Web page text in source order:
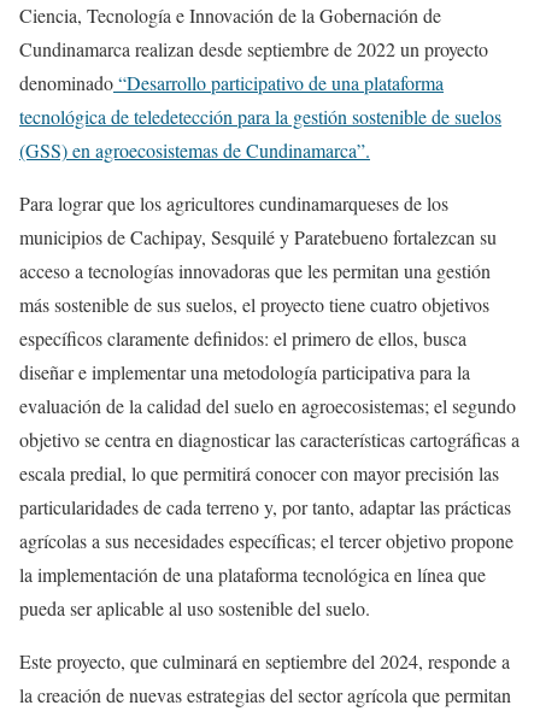
Ciencia, Tecnología e Innovación de la Gobernación de
Cundinamarca realizan desde septiembre de 2022 un proyecto
denominado“Desarrollo participativo de una plataforma
tecnológica de teledetección para la gestión sostenible de suelos
(GSS) en agroecosistemas de Cundinamarca”.
Para lograr que los agricultores cundinamarqueses de los
municipios de Cachipay, Sesquilé y Paratebueno fortalezcan su
acceso a tecnologías innovadoras que les permitan una gestión
más sostenible de sus suelos, el proyecto tiene cuatro objetivos
específicos claramente definidos: el primero de ellos, busca
diseñar e implementar una metodología participativa para la
evaluación de la calidad del suelo en agroecosistemas; el segundo
objetivo se centra en diagnosticar las características cartográficas a
escala predial, lo que permitirá conocer con mayor precisión las
particularidades de cada terreno y, por tanto, adaptar las prácticas
agrícolas a sus necesidades específicas; el tercer objetivo propone
la implementación de una plataforma tecnológica en línea que
pueda ser aplicable al uso sostenible del suelo.
Este proyecto, que culminará en septiembre del 2024, responde a
la creación de nuevas estrategias del sector agrícola que permitan